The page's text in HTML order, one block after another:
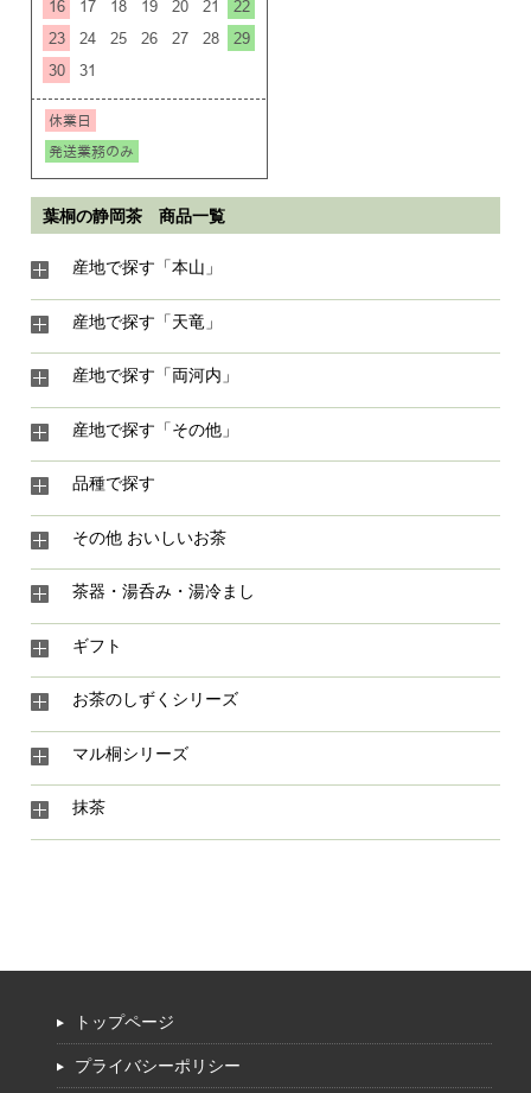
葉桐の静岡茶 商品一覧
産地で探す「本山」
産地で探す「天竜」
産地で探す「両河内」
産地で探す「その他」
品種で探す
その他 おいしいお茶
茶器・湯呑み・湯冷まし
ギフト
お茶のしずくシリーズ
マル桐シリーズ
抹茶
トップページ
プライバシーポリシー